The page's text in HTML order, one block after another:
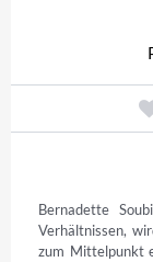
Bernadette
Verhältnissen,
zum Mittelpunkt